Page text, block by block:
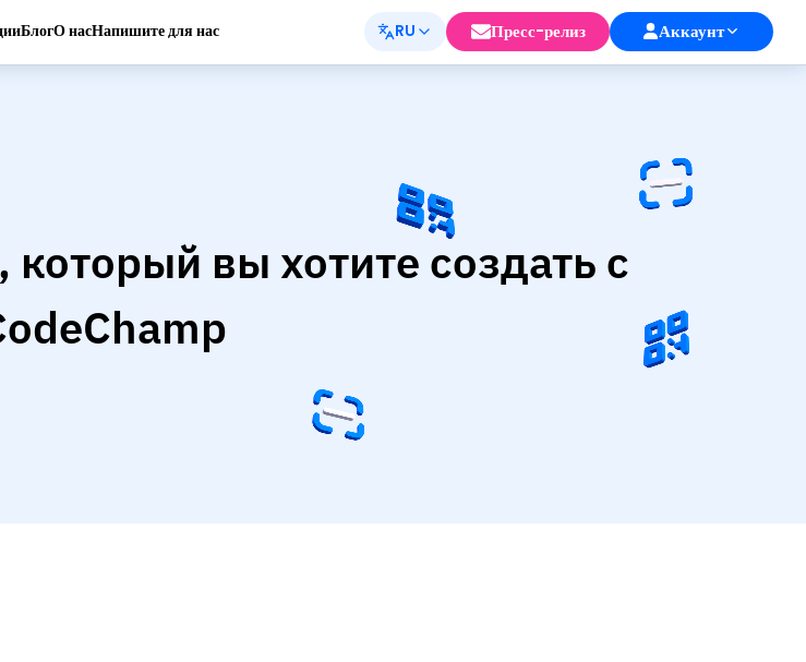
БлогО насНапишите для нас RU Пресс-релиз Аккаунт
вы хотите создать с